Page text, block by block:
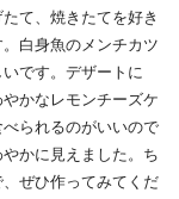
て、焼きたてを好き
白身魚のメンチカツ
です。デザートに
かなレモンチーズケ
られるのがいいので
かに見えました。ち
ぜひ作ってみてくだ